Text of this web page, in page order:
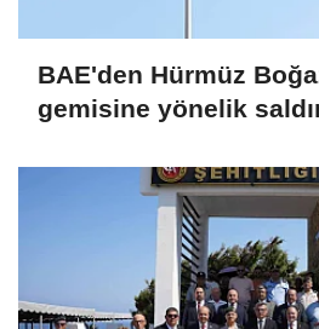
BAE'den Hürmüz
gemisine yönelik